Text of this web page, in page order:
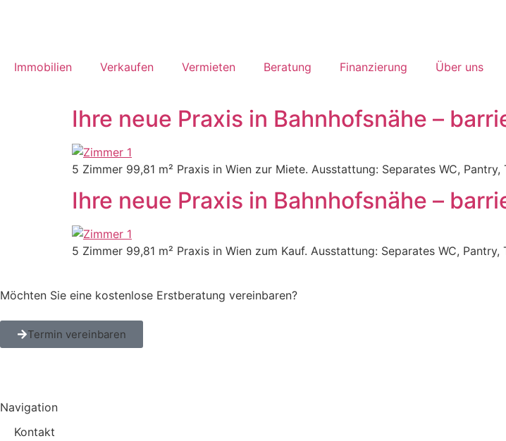
Immobilien Verkaufen Vermieten Beratung Finanzierung Über uns
Ihre neue Praxis in Bahnhofsnähe –
5 Zimmer 99,81 m² Praxis in Wien zur Miete. Ausstattung: Separates WC, Pantry,
Ihre neue Praxis in Bahnhofsnähe –
5 Zimmer 99,81 m² Praxis in Wien zum Kauf. Ausstattung: Separates WC, Pantry,
Möchten Sie eine kostenlose Erstberatung vereinbaren?
Termin vereinbaren
Navigation
Kontakt